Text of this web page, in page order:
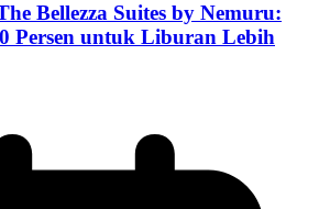
Bellezza Suites by Nemuru:
Persen untuk Liburan Lebih